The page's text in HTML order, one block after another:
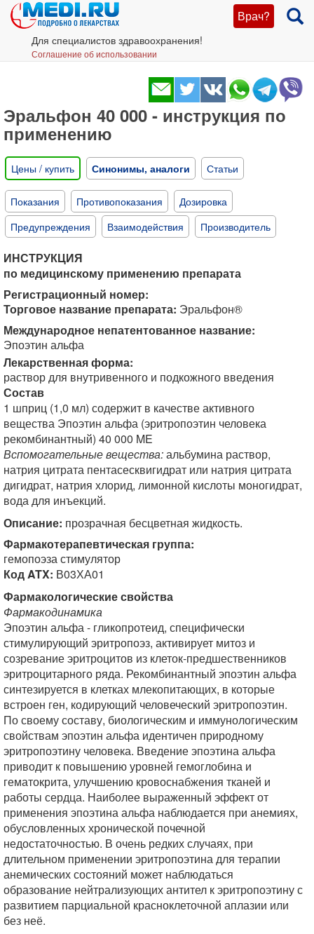
Врач?
Для специалистов здравоохранения!
Соглашение об использовании
Эральфон 40 000 - инструкция по
применению
Цены / купить Синонимы, аналоги Статьи
Показания Противопоказания
Дозировка
Предупреждения
Взаимодействия Производитель
ИНСТРУКЦИЯ
по медицинскому применению препарата
Регистрационный номер:
Торговое название препарата: Эральфон®
Международное непатентованное название:
Эпоэтин альфа
Лекарственная форма:
раствор для внутривенного и подкожного введения
Состав
1 шприц (1,0 мл) содержит в качестве активного
вещества Эпоэтин альфа (эритропоэтин человека
рекомбинантный) 40 000 ME
Вспомогательные вещества:альбумина раствор,
натрия цитрата пентасесквигидрат или натрия цитрата
дигидрат, натрия хлорид, лимонной кислоты моногидрат,
вода для инъекций.
Описание: прозрачная бесцветная жидкость.
Фармакотерапевтическая группа:
гемопоэза стимулятор
Код ATX: В03ХА01
Фармакологические свойства
Фармакодинамика
Эпоэтин альфа - гликопротеид, специфически
стимулирующий эритропоэз, активирует митоз и
созревание эритроцитов из клеток-предшественников
эритроцитарного ряда. Рекомбинантный эпоэтин альфа
синтезируется в клетках млекопитающих, в которые
встроен ген, кодирующий человеческий эритропоэтин.
По своему составу, биологическим и иммунологическим
свойствам эпоэтин альфа идентичен природному
эритропоэтину человека. Введение эпоэтина альфа
приводит к повышению уровней гемоглобина и
гематокрита, улучшению кровоснабжения тканей и
работы сердца. Наиболее выраженный эффект от
применения эпоэтина альфа наблюдается при анемиях,
обусловленных хронической почечной
недостаточностью. В очень редких случаях, при
длительном применении эритропоэтина для терапии
анемических состояний может наблюдаться
образование нейтрализующих антител к эритропоэтину с
развитием парциальной красноклеточной аплазии или
без неё.